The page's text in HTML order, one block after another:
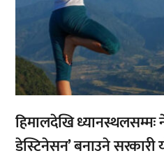
हिमालदेखि
डेस्टिनेसन’ बनाउने सरकारी